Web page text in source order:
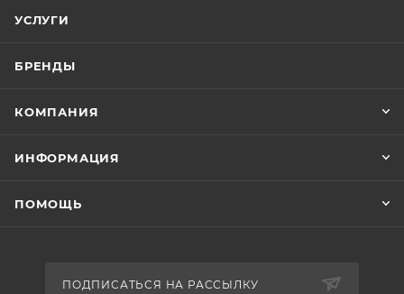
УСЛУГИ
БРЕНДЫ
КОМПАНИЯ
ИНФОРМАЦИЯ
ПОМОЩЬ
ПОДПИСАТЬСЯ НА РАССЫЛКУ